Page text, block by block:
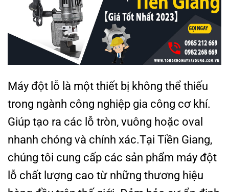
Máy đột lỗ là một thiết bị không thể thiếu
trong ngành công nghiệp gia công cơ khí.
Giúp tạo ra các lỗ tròn, vuông hoặc oval
nhanh chóng và chính xác.Tại Tiền Giang,
chúng tôi cung cấp các sản phẩm máy đột
lỗ chất lượng cao từ những thương hiệu